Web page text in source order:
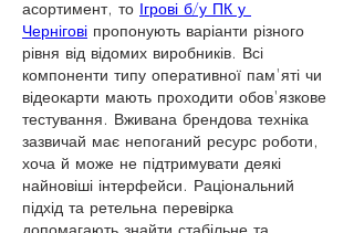
асортимент, то
Ігрові б/у ПК у
Чернігові пропонують варіанти різного
рівня від відомих виробників. Всі
компоненти типу оперативної пам'яті чи
відеокарти мають проходити обов'язкове
тестування. Вживана брендова техніка
зазвичай має непоганий ресурс роботи,
хоча й може не підтримувати деякі
найновіші інтерфейси. Раціональний
підхід та ретельна перевірка
допомагають знайти стабільне та